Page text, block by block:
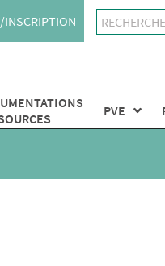
INSCRIPTION
PVE